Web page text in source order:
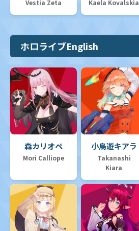
Vestia Zeta Kaela Kovalskia
ホロライブEnglish
森カリオペ
Mori Calliope
小鳥遊キアラ
Takanashi
Kiara